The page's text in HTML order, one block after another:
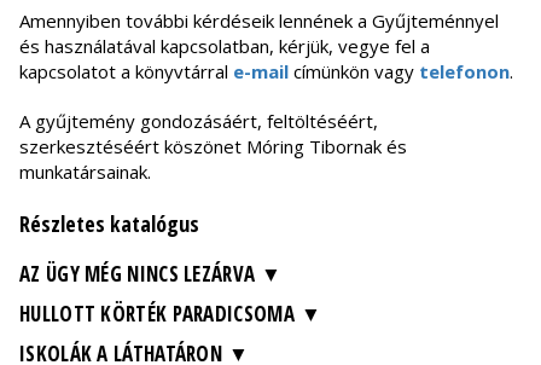
Amennyiben további kérdéseik lennének a Gyűjteménnyel
és használatával kapcsolatban, kérjük, vegye fel a
kapcsolatot a könyvtárral e-mail címünkön vagy telefonon.
A gyűjtemény gondozásáért, feltöltéséért,
szerkesztéséért köszönet Móring Tibornak és
munkatársainak.
Részletes katalógus
AZ ÜGY MÉG NINCS LEZÁRVA
HULLOTT KÖRTÉK PARADICSOMA
ISKOLÁK A LÁTHATÁRON